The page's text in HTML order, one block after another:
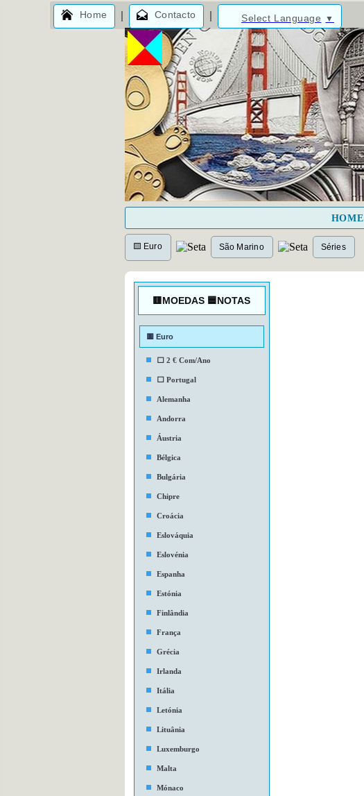
Home Contacto Select Language ▼
HOME
🟨 Euro São Marino Séries
🟨MOEDAS 🟦NOTAS
🟨 Euro
⬜ 2 € Com/Ano
⬜ Portugal
Alemanha
Andorra
Áustria
Bélgica
Bulgária
Chipre
Croácia
Eslováquia
Eslovénia
Espanha
Estónia
Finlândia
França
Grécia
Irlanda
Itália
Letónia
Lituânia
Luxemburgo
Malta
Mónaco